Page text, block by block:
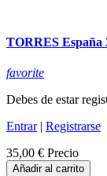
TORRES España
favorite
Debes de estar
Entrar| Registrarse
35,00 € Precio
Añadir al carrito